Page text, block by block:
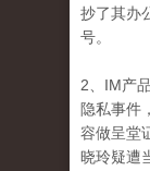
抄了其办
号。
2、IM产
隐私事件
容做呈堂
晓玲疑遭